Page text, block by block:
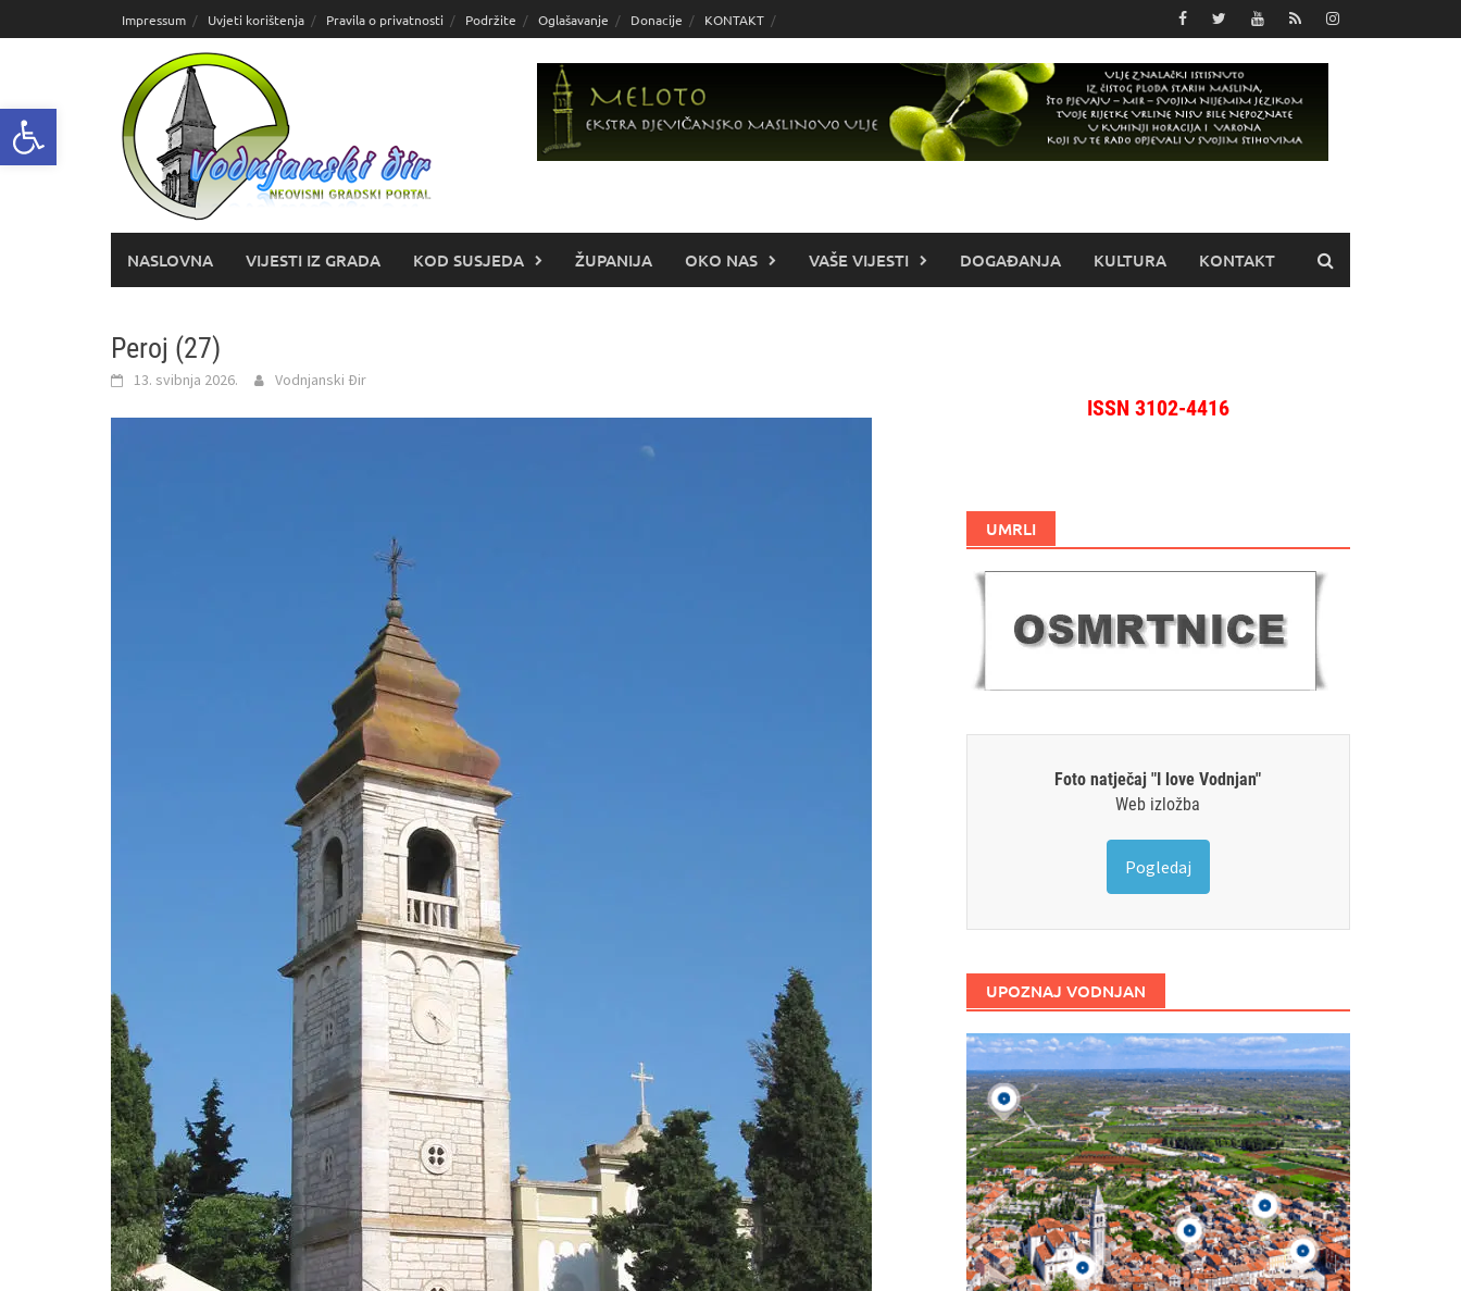
Open toolbar
do
Impressum Uvjeti korištenja Pravila o privatnosti Podržite Oglašavanje Donacije KONTAKT
NASLOVNA VIJESTI IZ GRADA KOD SUSJEDA ŽUPANIJA OKO NAS VAŠE VIJESTI DOGAĐANJA KULTURA KONTAKT
Peroj (27)
13. svibnja 2026. Vodnjanski Đir
ISSN 3102-4416
UMRLI
Foto natječaj "I love Vodnjan"
Web izložba
Pogledaj
UPOZNAJ VODNJAN